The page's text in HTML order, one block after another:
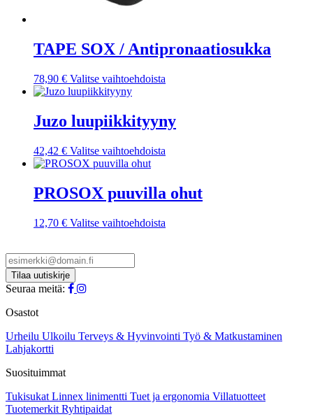
TAPE SOX / Antipronaatiosukka
78,90 € Valitse vaihtoehdoista
muunnelma.
tehdä
sivulla.
Juzo luupiikkityyny
42,42 € Valitse vaihtoehdoista
useampi
muunnelma.
tehdä
PROSOX puuvilla ohut
12,70 € Valitse vaihtoehdoista
sivulla.
Seuraa meitä:
Osastot
Urheilu Ulkoilu Terveys & Hyvinvointi Työ & Matkustaminen
Lahjakortti
Suosituimmat
Tukisukat Linnex linimentti Tuet ja ergonomia Villatuotteet
Tuotemerkit Ryhtipaidat